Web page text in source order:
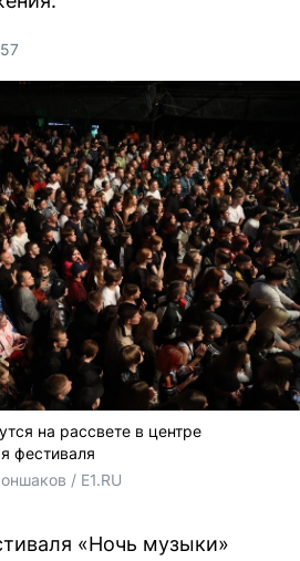
57
на рассвете в центре
фестиваля
/ E1.RU
«Ночь музыки»